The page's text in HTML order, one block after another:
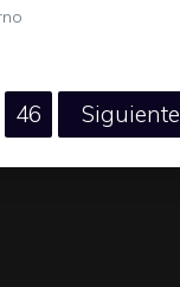
Página
46 Siguiente